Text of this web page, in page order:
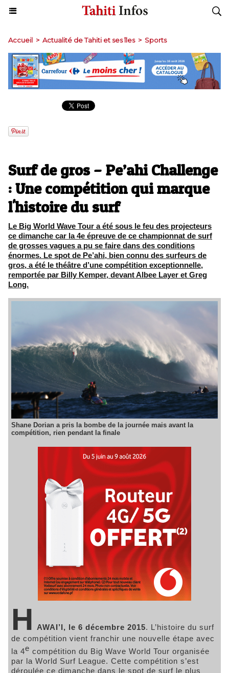
Accueil > Actualité de Tahiti et ses îles > Sports
Surf de gros – Pe’ahi Challenge
: Une compétition qui marque
l'histoire du surf
Le Big World Wave Tour a été sous le feu des projecteurs
ce dimanche car la 4e épreuve de ce championnat de surf
de grosses vagues a pu se faire dans des conditions
énormes. Le spot de Pe’ahi, bien connu des surfeurs de
gros, a été le théâtre d’une compétition exceptionnelle,
remportée par Billy Kemper, devant Albee Layer et Greg
Long.
Shane Dorian a pris la bombe de la journée mais avant la
compétition, rien pendant la finale
H AWAI’I, le 6 décembre 2015. L’histoire du surf
de compétition vient franchir une nouvelle étape avec
la 4e compétition du Big Wave World Tour organisée
par la World Surf League. Cette compétition s’est
déroulée ce dimanche dans le spot de surf le plus